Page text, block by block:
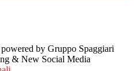
by Gruppo Spaggiari
& New Social Media